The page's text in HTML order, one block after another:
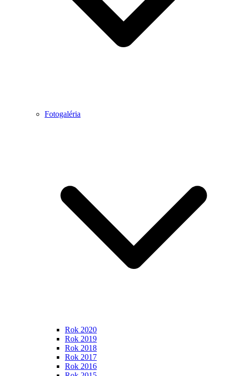
Fotogaléria
Rok 2020
Rok 2019
Rok 2018
Rok 2017
Rok 2016